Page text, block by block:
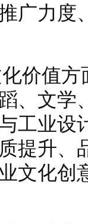
广力度
价值
、文学
工业设
提升、
文化创